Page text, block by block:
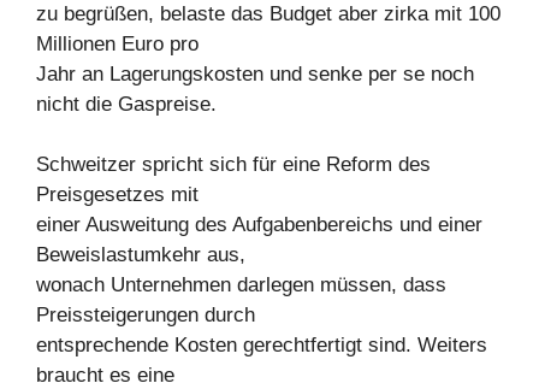
zu begrüßen, belaste das Budget aber zirka mit 100
Millionen Euro pro
Jahr an Lagerungskosten und senke per se noch
nicht die Gaspreise.
Schweitzer spricht sich für eine Reform des
Preisgesetzes mit
einer Ausweitung des Aufgabenbereichs und einer
Beweislastumkehr aus,
wonach Unternehmen darlegen müssen, dass
Preissteigerungen durch
entsprechende Kosten gerechtfertigt sind. Weiters
braucht es eine